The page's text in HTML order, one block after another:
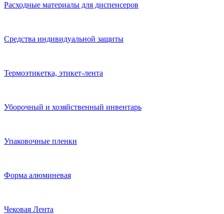
Расходные материалы для диспенсеров
Средства индивидуальной защиты
Термоэтикетка, этикет-лента
Уборочный и хозяйственный инвентарь
Упаковочные пленки
Форма алюминевая
Чековая Лента